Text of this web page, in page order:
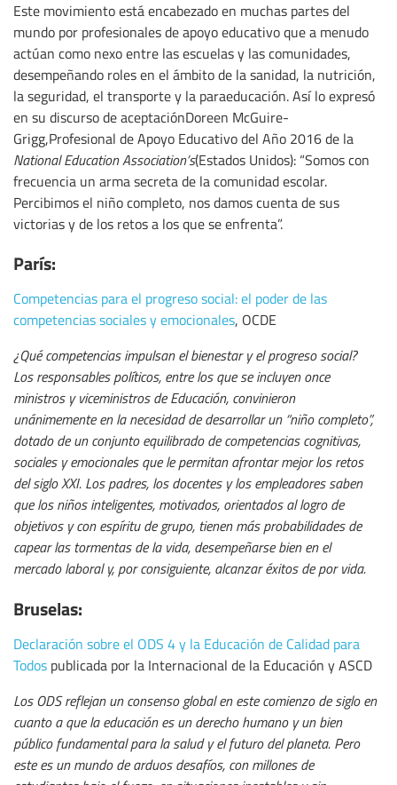
Este movimiento está encabezado en muchas partes del
mundo por profesionales de apoyo educativo que a menudo
actúan como nexo entre las escuelas y las comunidades,
desempeñando roles en el ámbito de la sanidad, la nutrición,
la seguridad, el transporte y la paraeducación. Así lo expresó
en su discurso de aceptaciónDoreen McGuire-
Grigg,Profesional de Apoyo Educativo del Año 2016 de la
National Education Association’s(Estados Unidos): “Somos con
frecuencia un arma secreta de la comunidad escolar.
Percibimos el niño completo, nos damos cuenta de sus
victorias y de los retos a los que se enfrenta”.
París:
Competencias para el progreso social: el poder de las
competencias sociales y emocionales, OCDE
¿Qué competencias impulsan el bienestar y el progreso social?
Los responsables políticos, entre los que se incluyen once
ministros y viceministros de Educación, convinieron
unánimemente en la necesidad de desarrollar un “niño completo”,
dotado de un conjunto equilibrado de competencias cognitivas,
sociales y emocionales que le permitan afrontar mejor los retos
del siglo XXI. Los padres, los docentes y los empleadores saben
que los niños inteligentes, motivados, orientados al logro de
objetivos y con espíritu de grupo, tienen más probabilidades de
capear las tormentas de la vida, desempeñarse bien en el
mercado laboral y, por consiguiente, alcanzar éxitos de por vida.
Bruselas:
Declaración sobre el ODS 4 y la Educación de Calidad para
Todos publicada por la Internacional de la Educación y ASCD
Los ODS reflejan un consenso global en este comienzo de siglo en
cuanto a que la educación es un derecho humano y un bien
público fundamental para la salud y el futuro del planeta. Pero
este es un mundo de arduos desafíos, con millones de